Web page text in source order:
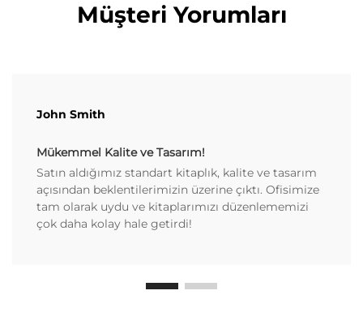
Müşteri Yorumları
John Smith
Mükemmel Kalite ve Tasarım!
Satın aldığımız standart kitaplık, kalite ve tasarım
açısından beklentilerimizin üzerine çıktı. Ofisimize
tam olarak uydu ve kitaplarımızı düzenlememizi
çok daha kolay hale getirdi!